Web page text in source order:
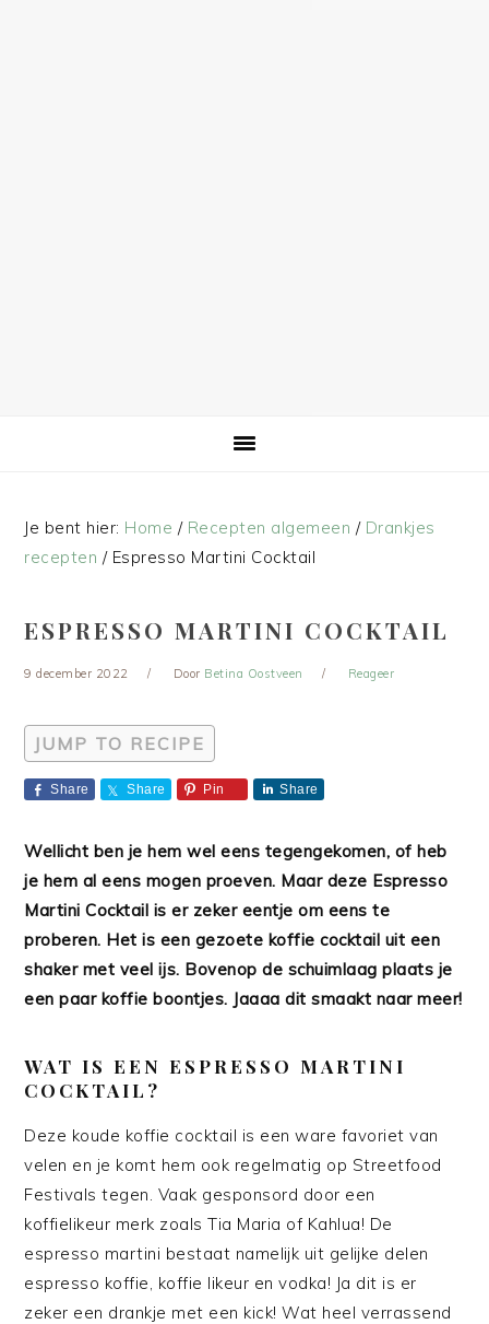
Je bent hier: Home / Recepten algemeen / Drankjes
recepten /Espresso Martini Cocktail
ESPRESSO MARTINI COCKTAIL
9 december 2022 Door Betina Oostveen Reageer
JUMP TO RECIPE
Share Share Pin Share
Wellicht ben je hem wel eens tegengekomen, of heb
je hem al eens mogen proeven. Maar deze Espresso
Martini Cocktail is er zeker eentje om eens te
proberen. Het is een gezoete koffie cocktail uit een
shaker met veel ijs. Bovenop de schuimlaag plaats je
een paar koffie boontjes. Jaaaa dit smaakt naar meer!
WAT IS EEN ESPRESSO MARTINI
COCKTAIL?
Deze koude koffie cocktail is een ware favoriet van
velen en je komt hem ook regelmatig op Streetfood
Festivals tegen. Vaak gesponsord door een
koffielikeur merk zoals Tia Maria of Kahlua! De
espresso martini bestaat namelijk uit gelijke delen
espresso koffie, koffie likeur en vodka! Ja dit is er
zeker een drankje met een kick! Wat heel verrassend